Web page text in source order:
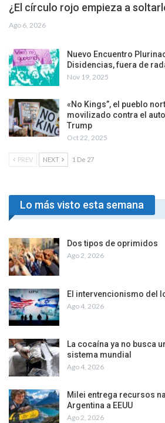
¿El círculo rojo empieza a
Ago 6, 2026
Nuevo Encuentro
Disidencias, fuera de
Nov 19, 2025
«No Kings”, el pueblo
movilizado contra el
Trump
Oct 22, 2025
PREV NEXT 1 De 27
Lo más visto esta semana
Dos tipos de oprimidos
Ago 2, 2026
El intervencionismo del
Ago 4, 2026
La cocaína ya no busca
sistema mundial
Ago 4, 2026
Milei entrega recursos
Argentina a EEUU
Ago 2, 2026